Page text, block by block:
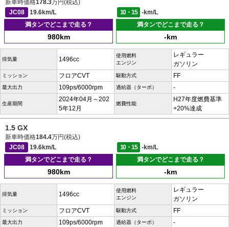
新車時価格178.3万円(税込)
JC08
19.6km/L 10・15
-km/L
満タンでどこまで走る？
980km
満タンでどこまで走る？
-km
排気量 1496cc
使用燃料
エンジン
レギュラー
ガソリン
ミッション フロアCVT 駆動方式 FF
最大出力 109ps/6000rpm 過給器（ターボ） -
生産期間
2024年04月～202
5年12月
燃費性能
H27年度燃費基準
+20%達成
1.5 GX
新車時価格184.4万円(税込)
JC08
19.6km/L 10・15
-km/L
満タンでどこまで走る？
980km
満タンでどこまで走る？
-km
排気量 1496cc
使用燃料
エンジン
レギュラー
ガソリン
ミッション フロアCVT 駆動方式 FF
最大出力 109ps/6000rpm 過給器（ターボ） -